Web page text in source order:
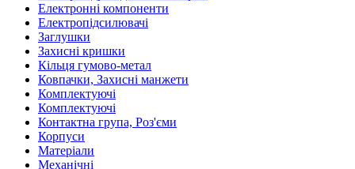
Електронні компоненти
Електропідсилювачі
Заглушки
Захисні кришки
Кільця гумово-метал
Ковпачки, Захисні манжети
Комплектуючі
Комплектуючі
Контактна група, Роз'єми
Корпуси
Матеріали
Механічні